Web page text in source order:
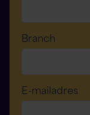
Branch
E-mailadres